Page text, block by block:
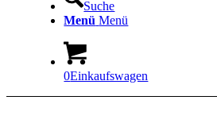
Suche
Menü Menü
0Einkaufswagen